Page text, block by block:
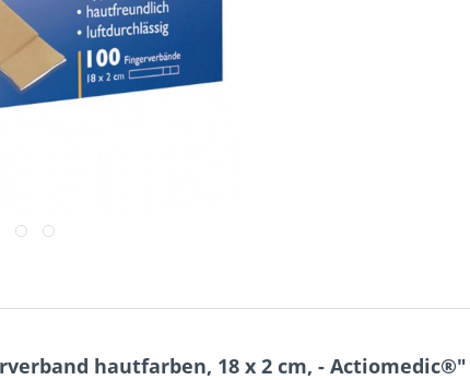
hautfarben, 18 x 2 cm, - Actiomedic®"